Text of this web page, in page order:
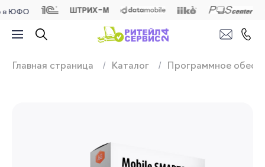
Продажа,
Главная страница Каталог Программное